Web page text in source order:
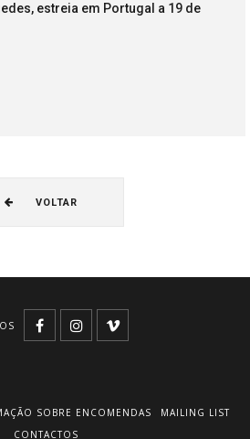
estreia em Portugal a 19 de
VOLTAR
SOBRE ENCOMENDAS
MAILING LIST
CONTACTOS